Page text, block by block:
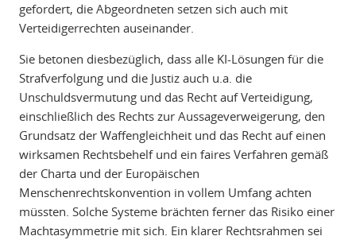
gefordert, die Abgeordneten setzen sich auch mit
Verteidigerrechten auseinander.
Sie betonen diesbezüglich, dass alle KI-Lösungen für die
Strafverfolgung und die Justiz auch u.a. die
Unschuldsvermutung und das Recht auf Verteidigung,
einschließlich des Rechts zur Aussageverweigerung, den
Grundsatz der Waffengleichheit und das Recht auf einen
wirksamen Rechtsbehelf und ein faires Verfahren gemäß
der Charta und der Europäischen
Menschenrechtskonvention in vollem Umfang achten
müssten. Solche Systeme brächten ferner das Risiko einer
Machtasymmetrie mit sich. Ein klarer Rechtsrahmen sei